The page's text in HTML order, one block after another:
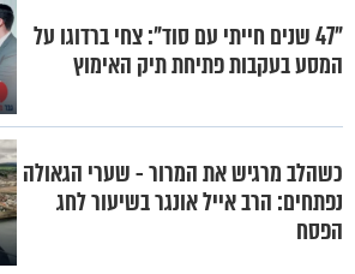
"47 שנים חייתי עם סוד": צחי ברדוגו על
המסע בעקבות פתיחת תיק האימוץ
כשהלב מרגיש את המרור - שערי הגאולה
נפתחים: הרב אייל אונגר בשיעור לחג
הפסח